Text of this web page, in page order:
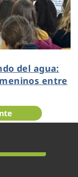
del agua:
entre